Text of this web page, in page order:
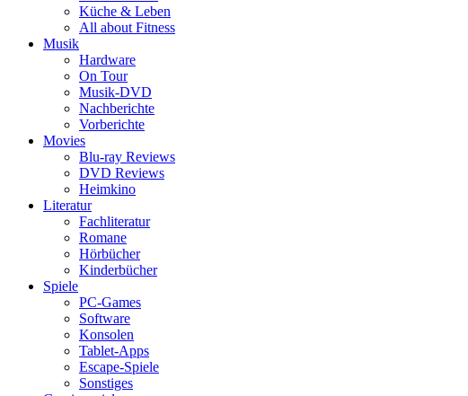
Küche & Leben
All about Fitness
Musik
Hardware
On Tour
Musik-DVD
Nachberichte
Vorberichte
Movies
Blu-ray Reviews
DVD Reviews
Heimkino
Literatur
Fachliteratur
Romane
Hörbücher
Kinderbücher
Spiele
PC-Games
Software
Konsolen
Tablet-Apps
Escape-Spiele
Sonstiges